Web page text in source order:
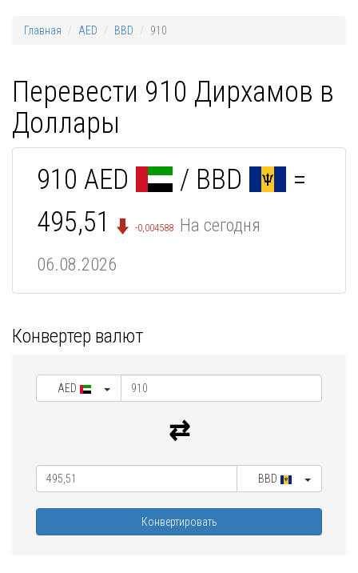
Главная AED BBD 910
Перевести 910 Дирхамов в
Доллары
910 AED / BBD
=
495,51
-0,004588 На сегодня
06.08.2026
Конвертер валют
AED
BBD
Конвертировать